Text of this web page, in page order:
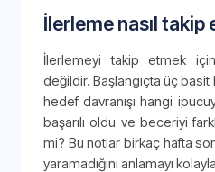
İlerleme nasıl takip
İlerlemeyi takip etmek
değildir. Başlangıçta üç
hedef davranışı hangi
başarılı oldu ve beceriyi
mi? Bu notlar birkaç hafta
yaramadığını anlamayı